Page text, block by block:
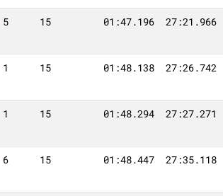
5 15 01:47.196 27:21.966
1 15 01:48.138 27:26.742
1 15 01:48.294 27:27.271
6 15 01:48.447 27:35.118